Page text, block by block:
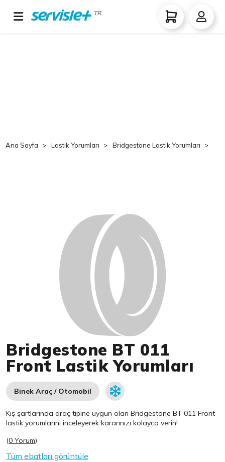
TR
Ana Sayfa Lastik Yorumları Bridgestone Lastik Yorumları
Bridgestone BT 011
Front Lastik Yorumları
Binek Araç / Otomobil
Kış şartlarında araç tipine uygun olanBridgestone BT 011 Front
lastik yorumlarını inceleyerek kararınızı kolayca verin!
(0 Yorum)
Tüm ebatları görüntüle